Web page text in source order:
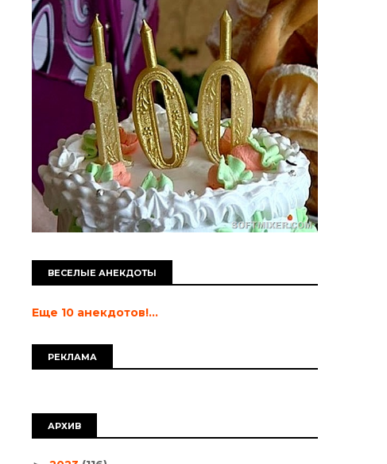
ВЕСЕЛЫЕ АНЕКДОТЫ
Еще 10 анекдотов!...
РЕКЛАМА
АРХИВ